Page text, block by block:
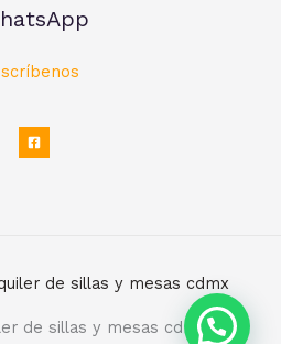
de sillas y mesas cdmx
de sillas y mesas cdmx